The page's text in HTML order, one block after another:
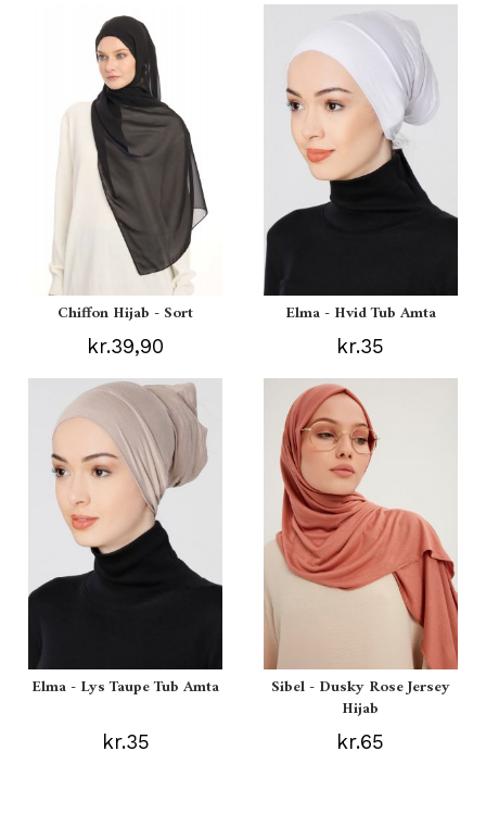
Chiffon Hijab - Sort
kr.39,90
Elma - Hvid Tub Amta
kr.35
Elma - Lys Taupe Tub Amta
kr.35
Sibel - Dusky Rose Jersey
Hijab
kr.65